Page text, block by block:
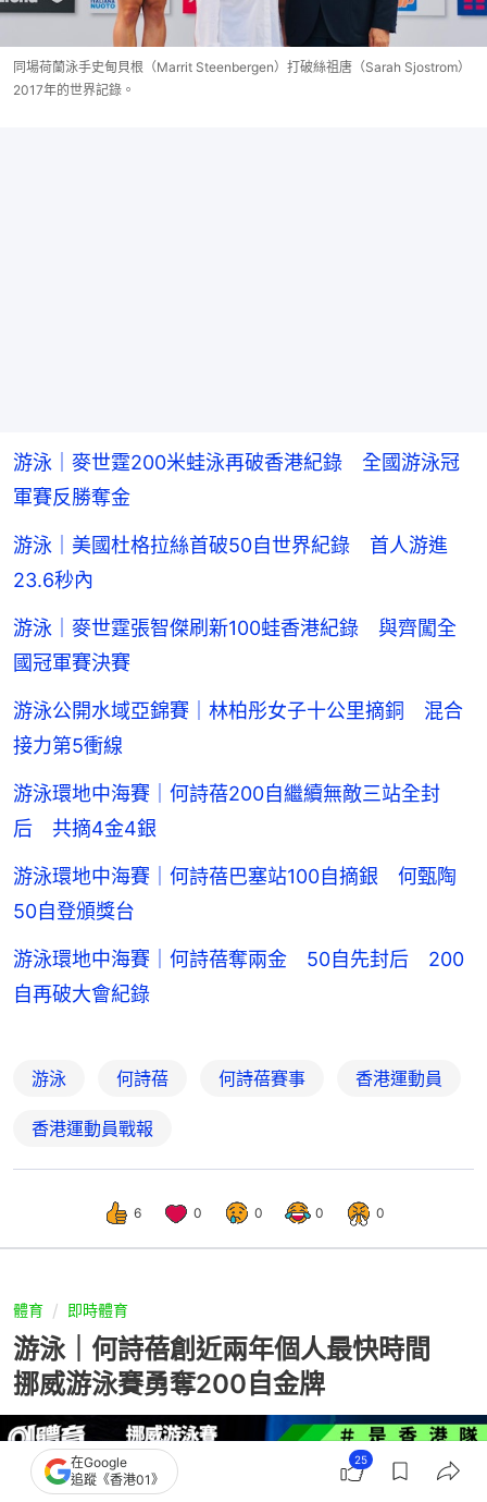
同場荷蘭泳手史甸貝根（Marrit Steenbergen）打破絲祖唐（Sarah Sjostrom）
2017年的世界記錄。
游泳｜麥世霆200米蛙泳再破香港紀錄 全國游泳冠
軍賽反勝奪金
游泳｜美國杜格拉絲首破50自世界紀錄 首人游進
23.6秒內
游泳｜麥世霆張智傑刷新100蛙香港紀錄 與齊闖全
國冠軍賽決賽
游泳公開水域亞錦賽｜林柏彤女子十公里摘銅 混合
接力第5衝線
游泳環地中海賽｜何詩蓓200自繼續無敵三站全封
后 共摘4金4銀
游泳環地中海賽｜何詩蓓巴塞站100自摘銀 何甄陶
50自登頒獎台
游泳環地中海賽｜何詩蓓奪兩金 50自先封后 200
自再破大會紀錄
游泳 何詩蓓 何詩蓓賽事 香港運動員
香港運動員戰報
6 0 0 0 0
體育 即時體育
游泳｜何詩蓓創近兩年個人最快時間
挪威游泳賽勇奪200自金牌
在Google
追蹤《香港01》
25